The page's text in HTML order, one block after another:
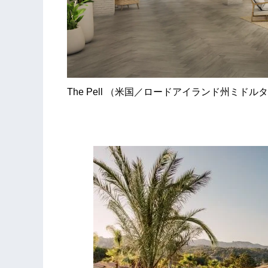
The Pell （米国／ロードアイランド州ミドル